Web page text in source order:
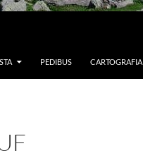
PEDIBUS CARTOGRAFIA